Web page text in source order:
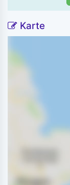
Karte